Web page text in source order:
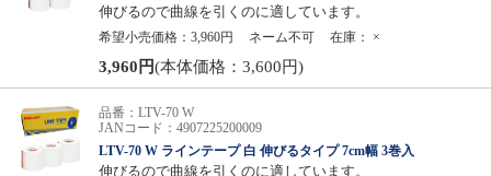
伸びるので曲線を引くのに適しています。
希望小売価格：3,960円
ネーム不可 在庫： ×
3,960円(本体価格：3,600円)
品番：LTV-70 W
JANコード：4907225200009
LTV-70 W ラインテープ 白 伸びるタイプ 7cm幅 3巻入
伸びるので曲線を引くのに適しています。